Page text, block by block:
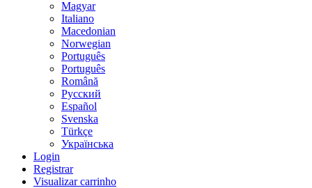
Magyar
Italiano
Macedonian
Norwegian
Português
Português
Română
Русский
Español
Svenska
Türkçe
Українська
Login
Registrar
Visualizar carrinho